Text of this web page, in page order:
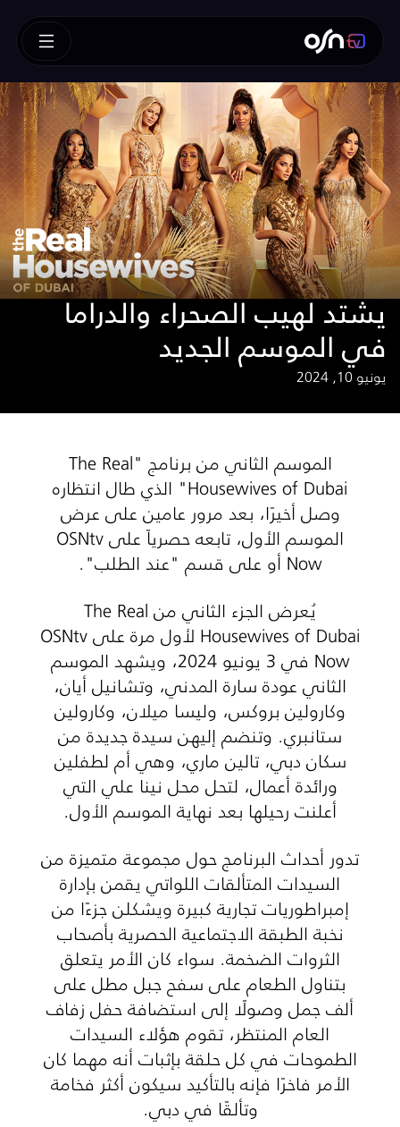
يشتد لهيب الصحراء والدراما
في الموسم الجديد
يونيو 10, 2024
الموسم الثاني من برنامج "The Real
Housewives of Dubai" الذي طال انتظاره
وصل أخيرًا، بعد مرور عامين على عرض
الموسم الأول، تابعه حصرياً على OSNtv
Now أو على قسم "عند الطلب".
يُعرض الجزء الثاني من The Real
Housewives of Dubai لأول مرة على OSNtv
Now في 3 يونيو 2024، ويشهد الموسم
الثاني عودة سارة المدني، وتشانيل أيان،
وكارولين بروكس، وليسا ميلان، وكارولين
ستانبري. وتنضم إليهن سيدة جديدة من
سكان دبي، تالين ماري، وهي أم لطفلين
ورائدة أعمال، لتحل محل نينا علي التي
أعلنت رحيلها بعد نهاية الموسم الأول.
تدور أحداث البرنامج حول مجموعة متميزة من
السيدات المتألقات اللواتي يقمن بإدارة
إمبراطوريات تجارية كبيرة ويشكلن جزءًا من
نخبة الطبقة الاجتماعية الحصرية بأصحاب
الثروات الضخمة. سواء كان الأمر يتعلق
بتناول الطعام على سفح جبل مطل على
ألف جمل وصولًا إلى استضافة حفل زفاف
العام المنتظر، تقوم هؤلاء السيدات
الطموحات في كل حلقة بإثبات أنه مهما كان
الأمر فاخرًا فإنه بالتأكيد سيكون أكثر فخامة
وتألقًا في دبي.